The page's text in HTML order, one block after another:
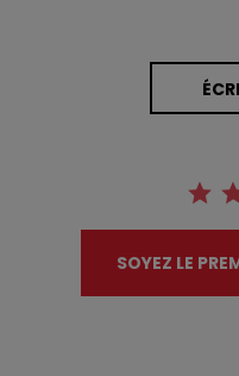
SOYEZ LE